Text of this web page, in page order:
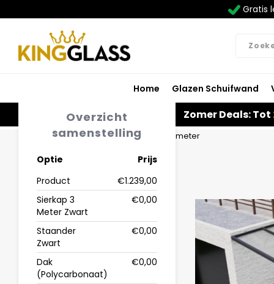
Gratis
Home Glazen Schuifwand
Zomer Deals: Tot
Carport in zwart van 3,06 x 3,5 meter
Overzicht
samenstelling
Optie
Prijs
Product
€1.239,00
Sierkap 3
Meter Zwart
€0,00
Staander
Zwart
€0,00
Dak
(Polycarbonaat)
€0,00